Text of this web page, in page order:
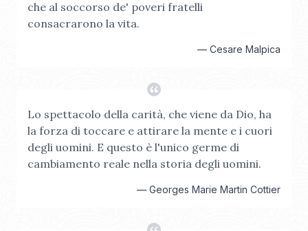
che al soccorso de' poveri fratelli
consacrarono la vita.
— Cesare Malpica
Lo spettacolo della carità, che viene da Dio, ha
la forza di toccare e attirare la mente e i cuori
degli uomini. E questo è l'unico germe di
cambiamento reale nella storia degli uomini.
— Georges Marie Martin Cottier